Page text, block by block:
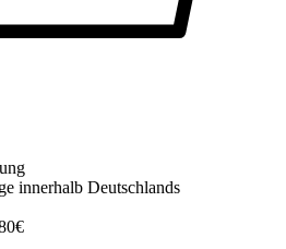
innerhalb Deutschlands